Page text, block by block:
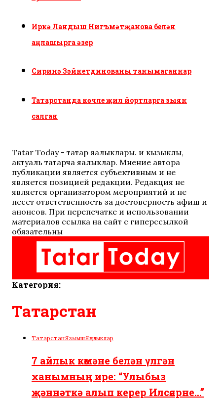
Иркә Ландыш Нигъмәтҗанова белән
аңлашырга әзер
Сиринә Зәйнетдинованы танымаганнар
Татарстанда көчле җил йортларга зыян
салган
Tatar Today - татар яңалыклары. иң кызыклы,
актуаль татарча яңалыклар. Мнение автора
публикации является субъективным и не
является позицией редакции. Редакция не
является организатором мероприятий и не
несет ответственность за достоверность афиш и
анонсов. При перепечатке и использовании
материалов ссылка на сайт с гиперссылкой
обязательны
Категория:
Татарстан
ТатарстанЯзмышЯңалыклар
7 айлык көмәне белән үлгән
ханымның ире: “Улыбыз
җәннәткә алып керер Илсөярне…”